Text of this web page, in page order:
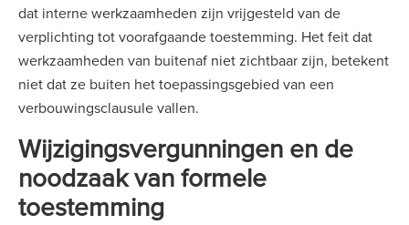
dat interne werkzaamheden zijn vrijgesteld van de
verplichting tot voorafgaande toestemming. Het feit dat
werkzaamheden van buitenaf niet zichtbaar zijn, betekent
niet dat ze buiten het toepassingsgebied van een
verbouwingsclausule vallen.
Wijzigingsvergunningen en de
noodzaak van formele
toestemming